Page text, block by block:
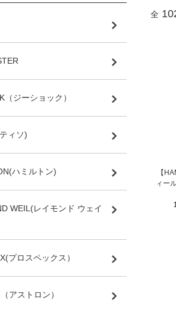
全
【
ィー
（ジーショック）
ィソ)
ハミルトン)
WEIL(レイモンド ウェイ
プロスペックス）
アストロン）